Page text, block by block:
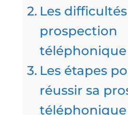
Les
prospection
téléphonique
Les étapes
réussir sa
téléphonique